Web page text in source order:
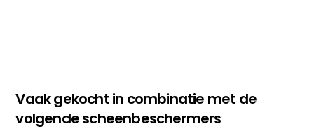
Vaak gekocht in combinatie met de
volgende scheenbeschermers